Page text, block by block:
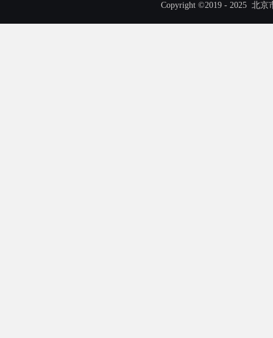
Copyright ©2019 - 2025 北京